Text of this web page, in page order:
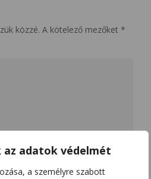
adatok védelmét
a személyre szabott
közzé. A kötelező mezőket *